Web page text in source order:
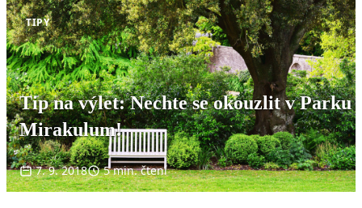
TIPY
Tip na výlet: Nechte se okouzlit v Parku
Mirakulum!
7. 9. 2018 5 min. čtení